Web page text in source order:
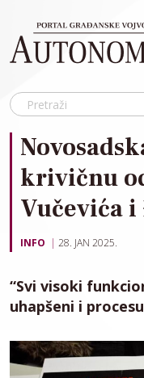
krivičnu
Vučevića
INFO 28. JAN 2025.
“Svi visoki
uhapšeni i